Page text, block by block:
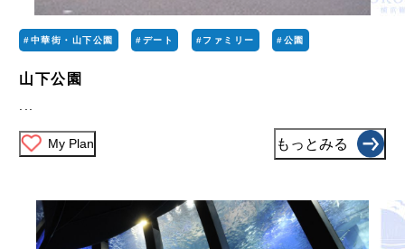
#中華街・山下公園 #デート #ファミリー #公園
山下公園
My Plan もっとみる